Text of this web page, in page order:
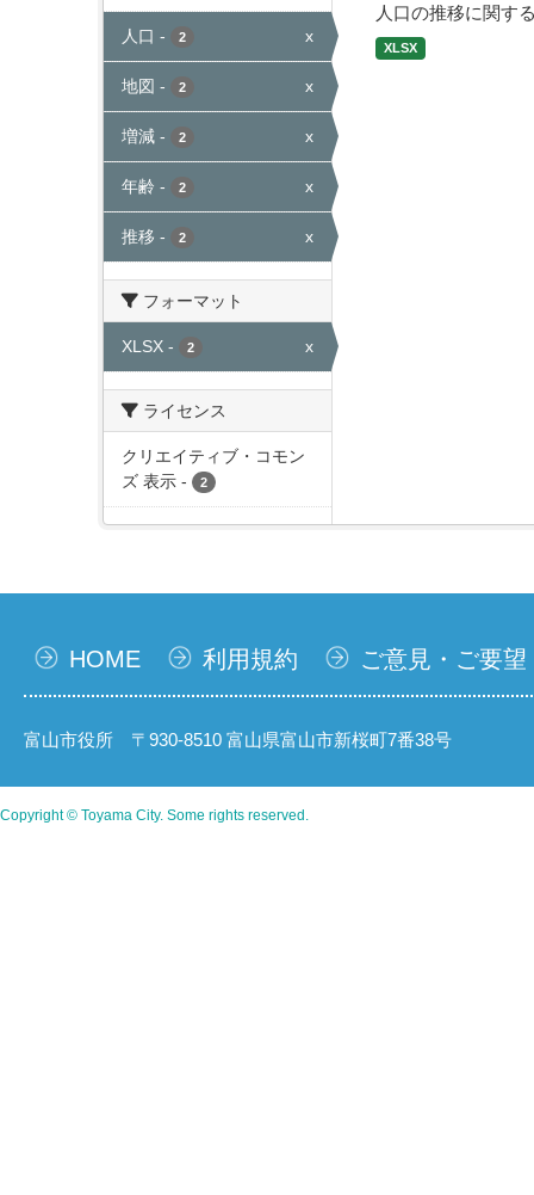
人口 - 2 x
地図 - 2 x
増減 - 2 x
年齢 - 2 x
推移 - 2 x
フォーマット
XLSX - 2 x
ライセンス
クリエイティブ・コモン
ズ 表示 - 2
人口の推移に関す
XLSX
HOME 利用規約 ご意見・ご要望
富山市役所 〒930-8510 富山県富山市新桜町7番38号
Copyright © Toyama City. Some rights reserved.